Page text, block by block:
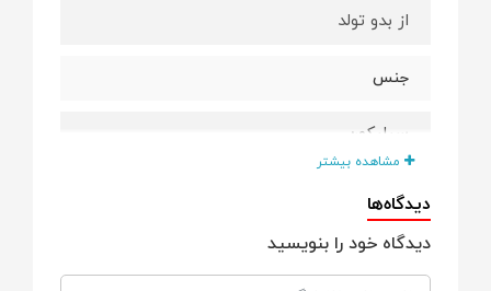
از بدو تولد
جنس
سیلیکون
ویژگی ها
نیم قطره
مشاهده بیشتر
دیدگاه‌ها
دیدگاه خود را بنویسید